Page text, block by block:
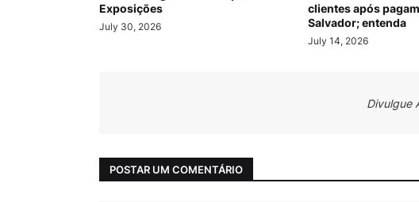
Exposições
July 30, 2026
clientes após
Salvador; entenda
July 14, 2026
Divulgue
POSTAR UM COMENTÁRIO